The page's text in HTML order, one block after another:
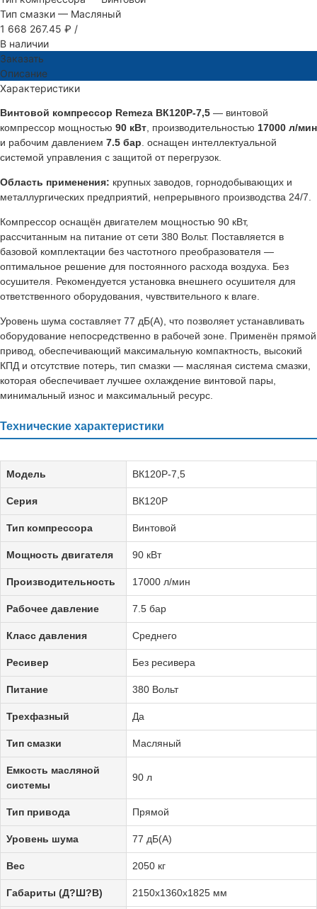
Тип смазки — Масляный
1 668 267.45 ₽ /
В наличии
Заказать
Описание
Характеристики
Винтовой компрессор Remeza ВК120Р-7,5 — винтовой
компрессор мощностью 90 кВт , производительностью 17000 л/мин
и рабочим давлением 7.5 бар . оснащен интеллектуальной
системой управления с защитой от перегрузок.
Область применения: крупных заводов, горнодобывающих и
металлургических предприятий, непрерывного производства 24/7.
Компрессор оснащён двигателем мощностью 90 кВт,
рассчитанным на питание от сети 380 Вольт. Поставляется в
базовой комплектации без частотного преобразователя —
оптимальное решение для постоянного расхода воздуха. Без
осушителя. Рекомендуется установка внешнего осушителя для
ответственного оборудования, чувствительного к влаге.
Уровень шума составляет 77 дБ(А), что позволяет устанавливать
оборудование непосредственно в рабочей зоне. Применён прямой
привод, обеспечивающий максимальную компактность, высокий
КПД и отсутствие потерь, тип смазки — масляная система смазки,
которая обеспечивает лучшее охлаждение винтовой пары,
минимальный износ и максимальный ресурс.
Технические характеристики
Модель ВК120Р-7,5
Серия ВК120Р
Тип компрессора Винтовой
Мощность двигателя 90 кВт
Производительность 17000 л/мин
Рабочее давление 7.5 бар
Класс давления Среднего
Ресивер Без ресивера
Питание 380 Вольт
Трехфазный Да
Тип смазки Масляный
Емкость масляной
системы
90 л
Тип привода Прямой
Уровень шума 77 дБ(А)
Вес 2050 кг
Габариты (Д?Ш?В) 2150х1360х1825 мм